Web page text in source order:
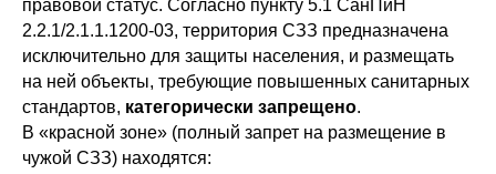
правовой статус. Согласно пункту 5.1 СанПиН
2.2.1/2.1.1.1200-03, территория СЗЗ предназначена
исключительно для защиты населения, и размещать
на ней объекты, требующие повышенных санитарных
стандартов, категорически запрещено.
В «красной зоне» (полный запрет на размещение в
чужой СЗЗ) находятся: